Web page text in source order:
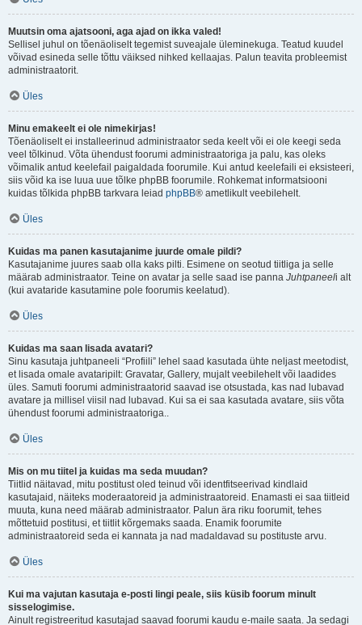
Muutsin oma ajatsooni, aga ajad on ikka valed!
Sellisel juhul on tõenäoliselt tegemist suveajale üleminekuga. Teatud kuudel
võivad esineda selle tõttu väiksed nihked kellaajas. Palun teavita probleemist
administraatorit.
Üles
Minu emakeelt ei ole nimekirjas!
Tõenäoliselt ei installeerinud administraator seda keelt või ei ole keegi seda
veel tõlkinud. Võta ühendust foorumi administraatoriga ja palu, kas oleks
võimalik antud keelefail paigaldada foorumile. Kui antud keelefaili ei eksisteeri,
siis võid ka ise luua uue tõlke phpBB foorumile. Rohkemat informatsiooni
kuidas tõlkida phpBB tarkvara leiad phpBB® ametlikult veebilehelt.
Üles
Kuidas ma panen kasutajanime juurde omale pildi?
Kasutajanime juures saab olla kaks pilti. Esimene on seotud tiitliga ja selle
määrab administraator. Teine on avatar ja selle saad ise panna Juhtpaneeli alt
(kui avataride kasutamine pole foorumis keelatud).
Üles
Kuidas ma saan lisada avatari?
Sinu kasutaja juhtpaneeli “Profiili” lehel saad kasutada ühte neljast meetodist,
et lisada omale avataripilt: Gravatar, Gallery, mujalt veebilehelt või laadides
üles. Samuti foorumi administraatorid saavad ise otsustada, kas nad lubavad
avatare ja millisel viisil nad lubavad. Kui sa ei saa kasutada avatare, siis võta
ühendust foorumi administraatoriga..
Üles
Mis on mu tiitel ja kuidas ma seda muudan?
Tiitlid näitavad, mitu postitust oled teinud või identfitseerivad kindlaid
kasutajaid, näiteks moderaatoreid ja administraatoreid. Enamasti ei saa tiitleid
muuta, kuna need määrab administraator. Palun ära riku foorumit, tehes
mõttetuid postitusi, et tiitlit kõrgemaks saada. Enamik foorumite
administraatoreid seda ei kannata ja nad madaldavad su postituste arvu.
Üles
Kui ma vajutan kasutaja e-posti lingi peale, siis küsib foorum minult
sisselogimise.
Ainult registreeritud kasutajad saavad foorumi kaudu e-maile saata. Ja sedagi